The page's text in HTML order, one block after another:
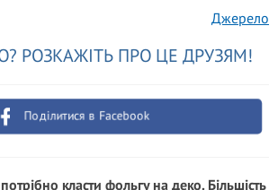
Джерело
РОЗКАЖІТЬ ПРО ЦЕ ДРУЗЯМ!
Поділитися в Facebook